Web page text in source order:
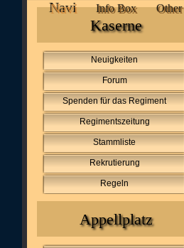
Navi
Info Box Other
Kaserne
Neuigkeiten
Forum
Spenden für das Regiment
Regimentszeitung
Stammliste
Rekrutierung
Regeln
Appellplatz